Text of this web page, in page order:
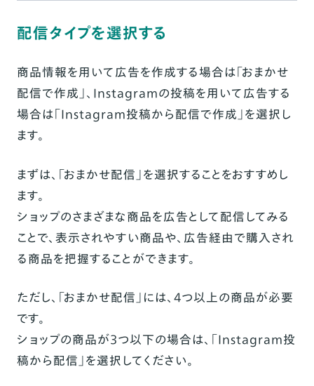
配信タイプを選択する
商品情報を用いて広告を作成する場合は「おまかせ
配信で作成」、Instagramの投稿を用いて広告する
場合は「Instagram投稿から配信で作成」を選択し
ます。
まずは、「おまかせ配信」を選択することをおすすめし
ます。
ショップのさまざまな商品を広告として配信してみる
ことで、表示されやすい商品や、広告経由で購入され
る商品を把握することができます。
ただし、「おまかせ配信」には、4つ以上の商品が必要
です。
ショップの商品が3つ以下の場合は、「Instagram投
稿から配信」を選択してください。